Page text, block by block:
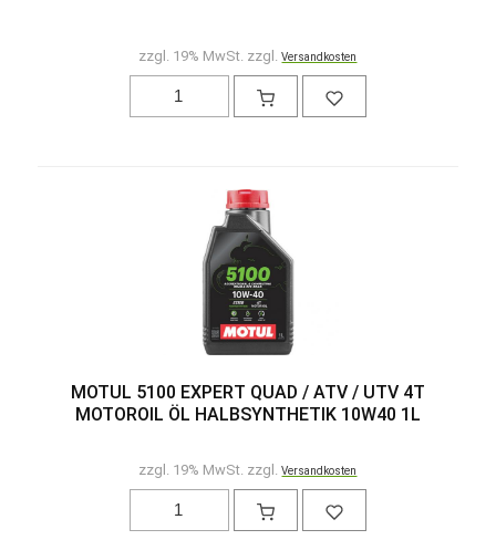
zzgl. 19% MwSt. zzgl.Versandkosten
MOTUL 5100 EXPERT QUAD / ATV / UTV 4T
MOTOROIL ÖL HALBSYNTHETIK 10W40 1L
zzgl. 19% MwSt. zzgl.Versandkosten